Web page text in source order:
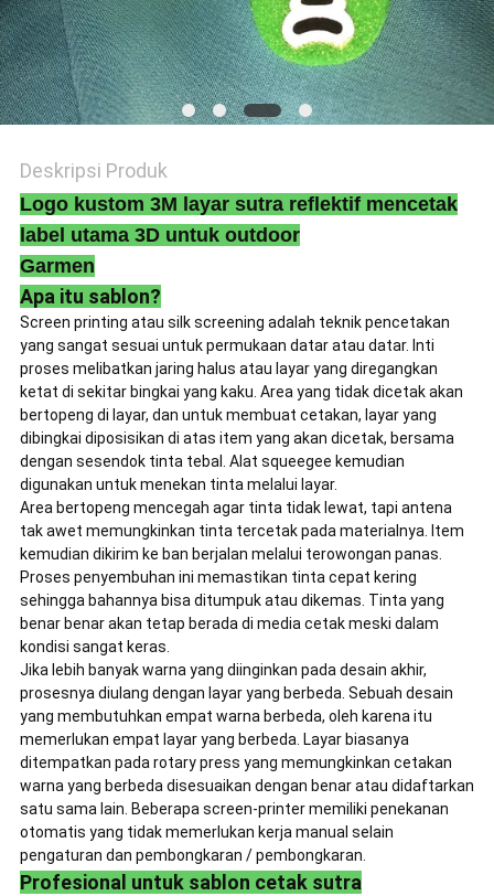
Deskripsi Produk
Logo kustom 3M layar sutra reflektif mencetak
label utama 3D untuk outdoor
Garmen
Apa itu sablon?
Screen printing atau silk screening adalah teknik pencetakan
yang sangat sesuai untuk permukaan datar atau datar. Inti
proses melibatkan jaring halus atau layar yang diregangkan
ketat di sekitar bingkai yang kaku. Area yang tidak dicetak akan
bertopeng di layar, dan untuk membuat cetakan, layar yang
dibingkai diposisikan di atas item yang akan dicetak, bersama
dengan sesendok tinta tebal. Alat squeegee kemudian
digunakan untuk menekan tinta melalui layar.
Area bertopeng mencegah agar tinta tidak lewat, tapi antena
tak awet memungkinkan tinta tercetak pada materialnya. Item
kemudian dikirim ke ban berjalan melalui terowongan panas.
Proses penyembuhan ini memastikan tinta cepat kering
sehingga bahannya bisa ditumpuk atau dikemas. Tinta yang
benar benar akan tetap berada di media cetak meski dalam
kondisi sangat keras.
Jika lebih banyak warna yang diinginkan pada desain akhir,
prosesnya diulang dengan layar yang berbeda. Sebuah desain
yang membutuhkan empat warna berbeda, oleh karena itu
memerlukan empat layar yang berbeda. Layar biasanya
ditempatkan pada rotary press yang memungkinkan cetakan
warna yang berbeda disesuaikan dengan benar atau didaftarkan
satu sama lain. Beberapa screen-printer memiliki penekanan
otomatis yang tidak memerlukan kerja manual selain
pengaturan dan pembongkaran / pembongkaran.
Profesional untuk sablon cetak sutra